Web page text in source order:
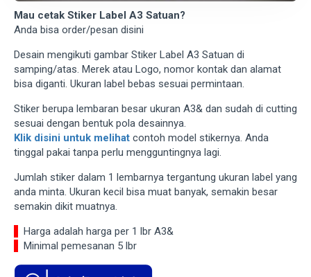
Mau cetak Stiker Label A3 Satuan?
Anda bisa order/pesan disini
Desain mengikuti gambar Stiker Label A3 Satuan di
samping/atas. Merek atau Logo, nomor kontak dan alamat
bisa diganti. Ukuran label bebas sesuai permintaan.
Stiker berupa lembaran besar ukuran A3& dan sudah di cutting
sesuai dengan bentuk pola desainnya.
Klik disini untuk melihat contoh model stikernya. Anda
tinggal pakai tanpa perlu mengguntingnya lagi.
Jumlah stiker dalam 1 lembarnya tergantung ukuran label yang
anda minta. Ukuran kecil bisa muat banyak, semakin besar
semakin dikit muatnya.
Harga adalah harga per 1 lbr A3&
Minimal pemesanan 5 lbr